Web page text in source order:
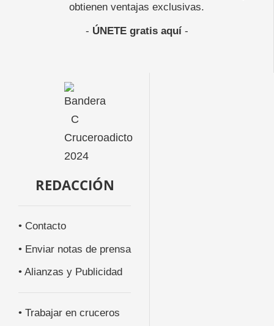
obtienen ventajas exclusivas.
- ÚNETE gratis aquí-
REDACCIÓN
• Contacto
• Enviar notas de prensa
• Alianzas y Publicidad
• Trabajar en cruceros